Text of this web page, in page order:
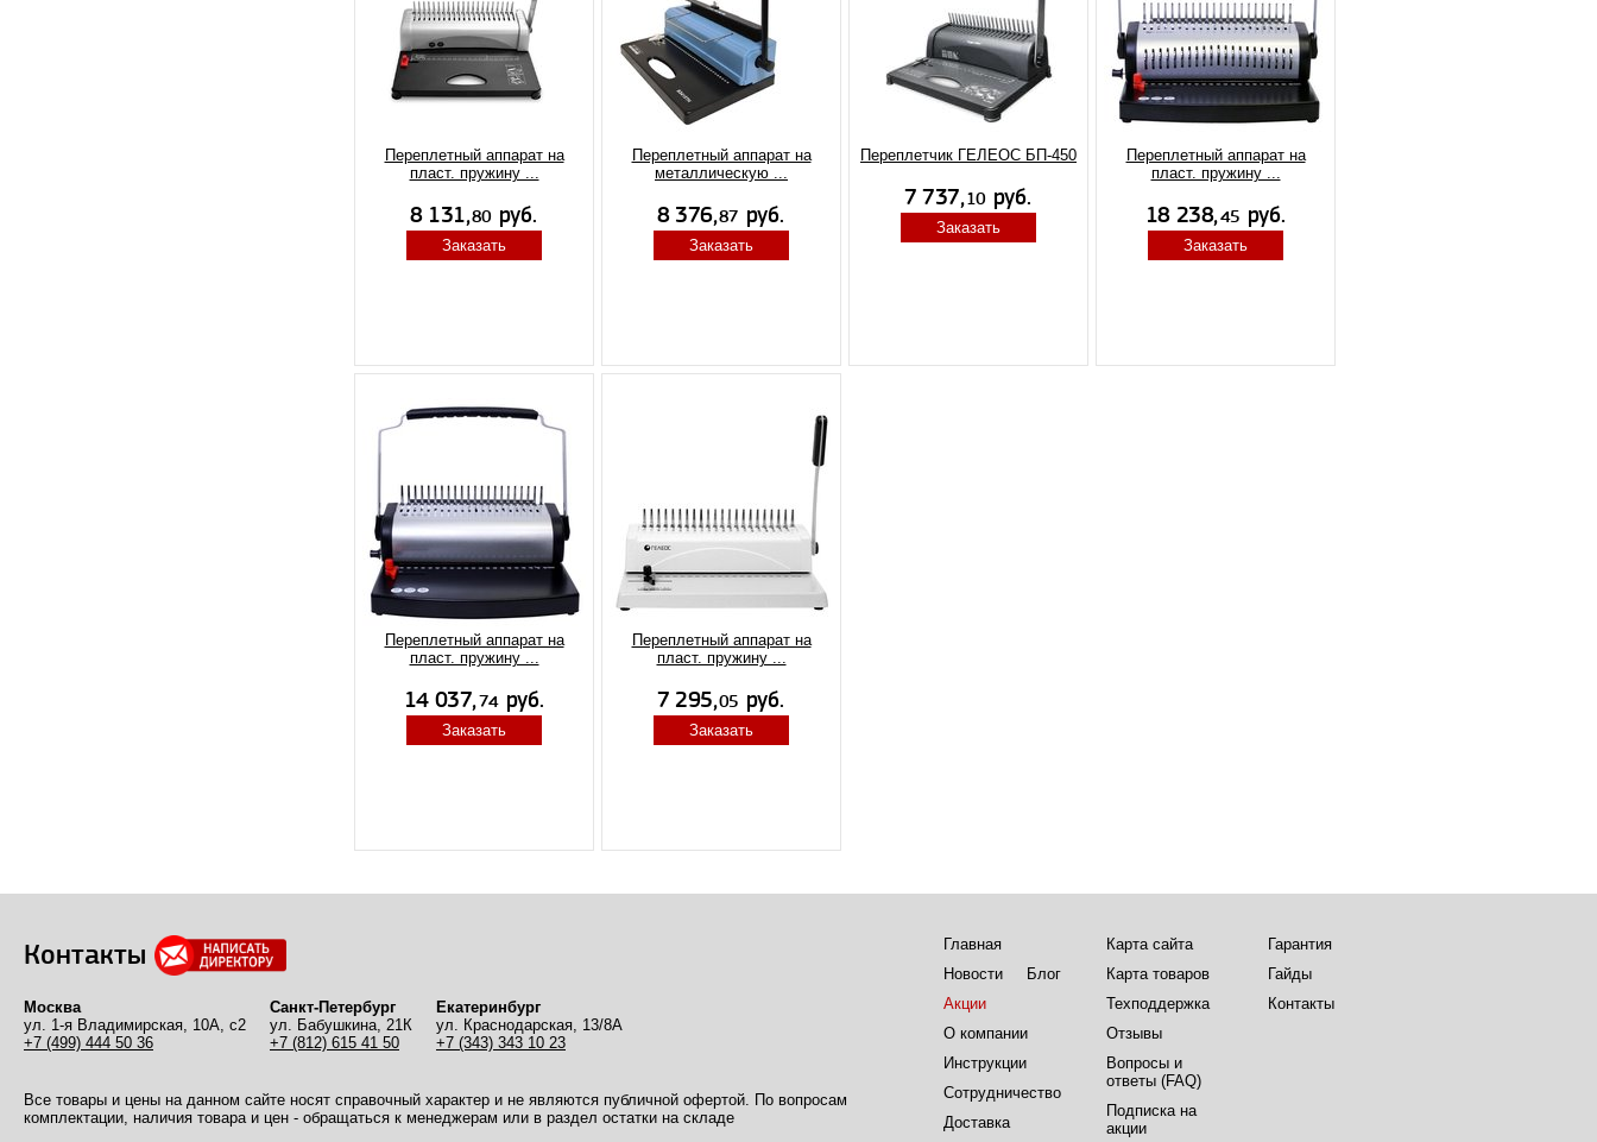
Переплетный аппарат на
пласт. пружину ...
Заказать
Переплетный аппарат на
металлическую ...
Заказать
Переплетчик ГЕЛЕОС БП-450
Заказать
Переплетный аппарат на
пласт. пружину ...
Заказать
Переплетный аппарат на
пласт. пружину ...
Заказать
Переплетный аппарат на
пласт. пружину ...
Заказать
Контакты
Москва
ул. 1-я Владимирская, 10А, с2
+7 (499) 444 50 36
Санкт-Петербург
ул. Бабушкина, 21К
+7 (812) 615 41 50
Екатеринбург
ул. Краснодарская, 13/8А
+7 (343) 343 10 23
Все товары и цены на данном сайте носят справочный характер и не являются публичной офертой. По вопросам
комплектации, наличия товара и цен - обращаться к менеджерам или в раздел остатки на складе
Главная
Новости
Блог
Акции
О компании
Инструкции
Сотрудничество
Доставка
Карта сайта
Карта товаров
Техподдержка
Отзывы
Вопросы и
ответы (FAQ)
Подписка на
акции
Гарантия
Гайды
Контакты